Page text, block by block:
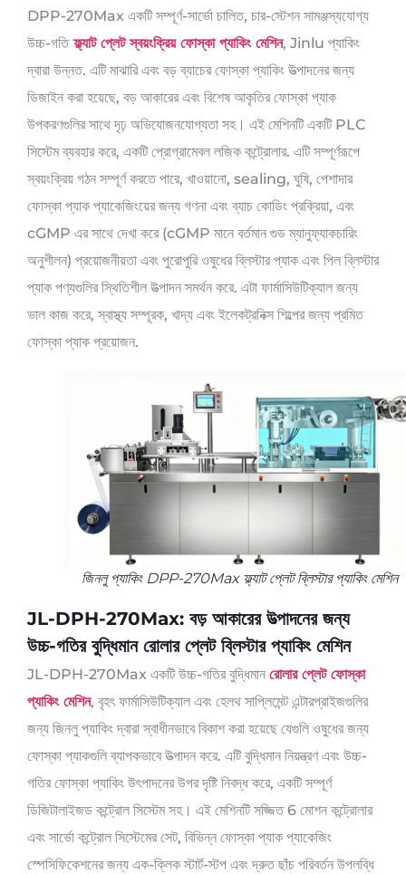
DPP-270Max একটি সম্পূর্ণ-সার্ভো চালিত, চার-স্টেশন সামঞ্জস্যযোগ্য
উচ্চ-গতিফ্ল্যাট প্লেট স্বয়ংক্রিয় ফোস্কা প্যাকিং মেশিন, Jinlu প্যাকিং
দ্বারা উন্নত. এটি মাঝারি এবং বড় ব্যাচের ফোস্কা প্যাকিং উত্পাদনের জন্য
ডিজাইন করা হয়েছে, বড় আকারের এবং বিশেষ আকৃতির ফোস্কা প্যাক
উপকরণগুলির সাথে দৃঢ় অভিযোজনযোগ্যতা সহ। এই মেশিনটি একটি PLC
সিস্টেম ব্যবহার করে, একটি প্রোগ্রামেবল লজিক কন্ট্রোলার. এটি সম্পূর্ণরূপে
স্বয়ংক্রিয় গঠন সম্পূর্ণ করতে পারে, খাওয়ানো, sealing, ঘুষি, পেশাদার
ফোস্কা প্যাক প্যাকেজিংয়ের জন্য গণনা এবং ব্যাচ কোডিং প্রক্রিয়া, এবং
cGMP এর সাথে দেখা করে (cGMP মানে বর্তমান গুড ম্যানুফ্যাকচারিং
অনুশীলন) প্রয়োজনীয়তা এবং পুরোপুরি ওষুধের ব্লিস্টার প্যাক এবং পিল ব্লিস্টার
প্যাক পণ্যগুলির স্থিতিশীল উত্পাদন সমর্থন করে. এটা ফার্মাসিউটিক্যাল জন্য
ভাল কাজ করে, স্বাস্থ্য সম্পূরক, খাদ্য এবং ইলেকট্রনিক্স শিল্পের জন্য প্রমিত
ফোস্কা প্যাক প্রয়োজন.
জিনলু প্যাকিং DPP-270Max ফ্ল্যাট প্লেট ব্লিস্টার প্যাকিং মেশিন
JL-DPH-270Max: বড় আকারের উত্পাদনের জন্য
উচ্চ-গতির বুদ্ধিমান রোলার প্লেট ব্লিস্টার প্যাকিং মেশিন
JL-DPH-270Max একটি উচ্চ-গতির বুদ্ধিমান রোলার প্লেট ফোস্কা
প্যাকিং মেশিন, বৃহৎ ফার্মাসিউটিক্যাল এবং হেলথ সাপ্লিমেন্ট এন্টারপ্রাইজগুলির
জন্য জিনলু প্যাকিং দ্বারা স্বাধীনভাবে বিকাশ করা হয়েছে যেগুলি ওষুধের জন্য
ফোস্কা প্যাকগুলি ব্যাপকভাবে উত্পাদন করে. এটি বুদ্ধিমান নিয়ন্ত্রণ এবং উচ্চ-
গতির ফোস্কা প্যাকিং উৎপাদনের উপর দৃষ্টি নিবদ্ধ করে, একটি সম্পূর্ণ
ডিজিটালাইজড কন্ট্রোল সিস্টেম সহ। এই মেশিনটি সজ্জিত 6 মোশন কন্ট্রোলার
এবং সার্ভো কন্ট্রোল সিস্টেমের সেট, বিভিন্ন ফোস্কা প্যাক প্যাকেজিং
স্পেসিফিকেশনের জন্য এক-ক্লিক স্টার্ট-স্টপ এবং দ্রুত ছাঁচ পরিবর্তন উপলব্ধি